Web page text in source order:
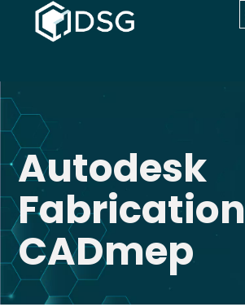
Autodesk
Fabrication
CADmep